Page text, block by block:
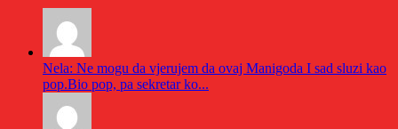
Nela: Ne mogu da vjerujem da ovaj Manigoda I sad sluzi kao
pop.Bio pop, pa sekretar ko...